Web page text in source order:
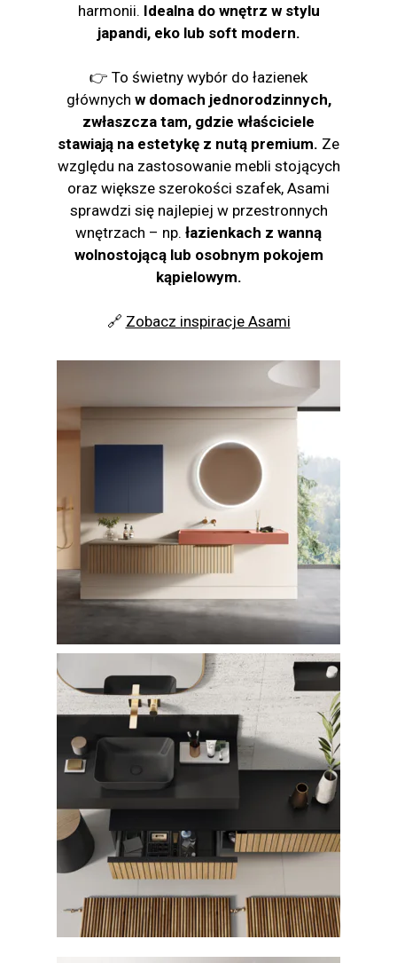
harmonii. Idealna do wnętrz w stylu
japandi, eko lub soft modern.
👉 To świetny wybór do łazienek
głównych w domach jednorodzinnych,
zwłaszcza tam, gdzie właściciele
stawiają na estetykę z nutą premium. Ze
względu na zastosowanie mebli stojących
oraz większe szerokości szafek, Asami
sprawdzi się najlepiej w przestronnych
wnętrzach – np. łazienkach z wanną
wolnostojącą lub osobnym pokojem
kąpielowym.
🔗 Zobacz inspiracje Asami